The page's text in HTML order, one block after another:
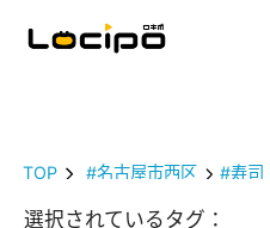
TOP #名古屋市西区 #寿司
選択されているタグ：